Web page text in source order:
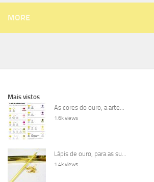
MORE
Mais vistos
As cores do ouro, a arte...
1.6k views
Lápis de ouro, para as su...
1.4k views